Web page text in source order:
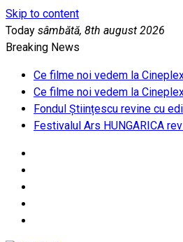
Skip to content
Today sâmbătă, 8th august 2026
Breaking News
Ce filme noi vedem la
Ce filme noi vedem la
Fondul Științescu revine cu
Festivalul Ars HUNGARICA